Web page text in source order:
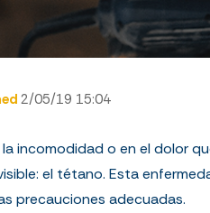
2/05/19 15:04
incomodidad o en el dolor
el tétano. Esta
precauciones adecuadas.